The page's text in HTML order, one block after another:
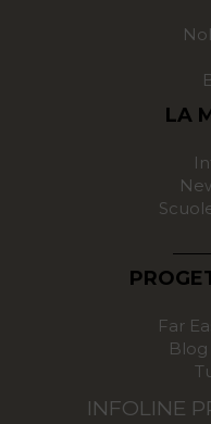
LA
Far
INFOLINE